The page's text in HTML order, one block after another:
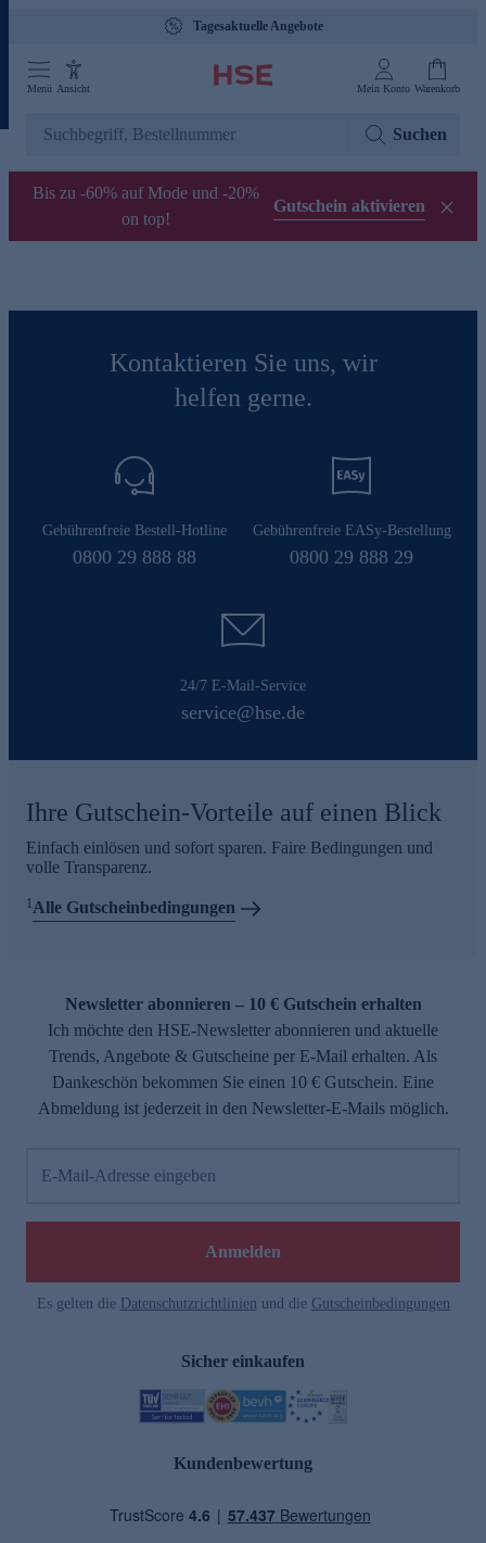
Tagesaktuelle Angebote
Menü Ansicht Mein Konto Warenkorb
Suchen
Bis zu -60% auf Mode und -20%
on top!
Gutschein aktivieren
Kontaktieren Sie uns, wir
helfen gerne.
Gebührenfreie Bestell-Hotline
0800 29 888 88
Gebührenfreie EASy-Bestellung
0800 29 888 29
24/7 E-Mail-Service
service@hse.de
Ihre Gutschein-Vorteile auf einen Blick
Einfach einlösen und sofort sparen. Faire Bedingungen und
volle Transparenz.
1Alle Gutscheinbedingungen
Newsletter abonnieren – 10 € Gutschein erhalten
Ich möchte den HSE-Newsletter abonnieren und aktuelle
Trends, Angebote & Gutscheine per E-Mail erhalten. Als
Dankeschön bekommen Sie einen 10 € Gutschein. Eine
Abmeldung ist jederzeit in den Newsletter-E-Mails möglich.
E-Mail-Adresse eingeben
Anmelden
Es gelten die Datenschutzrichtlinien und die Gutscheinbedingungen
Sicher einkaufen
Kundenbewertung